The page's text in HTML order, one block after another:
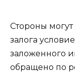
Стороны
залога
заложенного
обращено по